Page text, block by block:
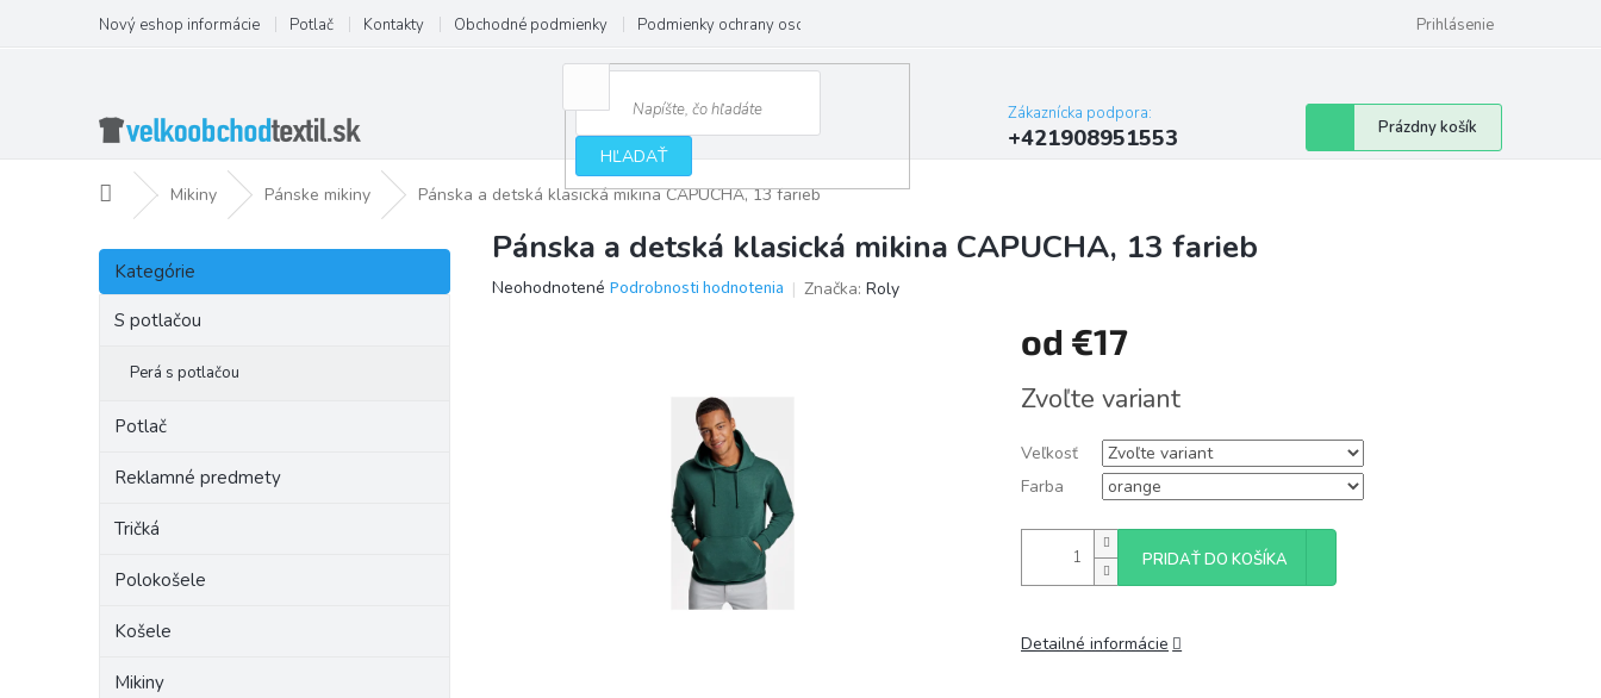
obsah
Nový eshop informácie Potlač Kontakty Obchodné podmienky Podmienky ochrany osobných údajov Prihlásenie
HĽADAŤ
Zákaznícka podpora:
+421908951553
Nákupný
košík
Prázdny košík
DomovMikiny Pánske mikiny Pánska a detská klasická mikina CAPUCHA, 13 farieb
B
č
Preskočiť
kategórie
Kategórie
S potlačou
Perá s potlačou
Potlač
Reklamné predmety
Tričká
Polokošele
Košele
Mikiny
Pánska a detská klasická mikina CAPUCHA, 13 farieb
Priemerné
Neohodnotené Podrobnosti hodnotenia Značka: Roly
od €17
cena:
Zvoľte variant
Veľkosť
Farba
PRIDAŤ DO KOŠÍKA
Detailné informácie